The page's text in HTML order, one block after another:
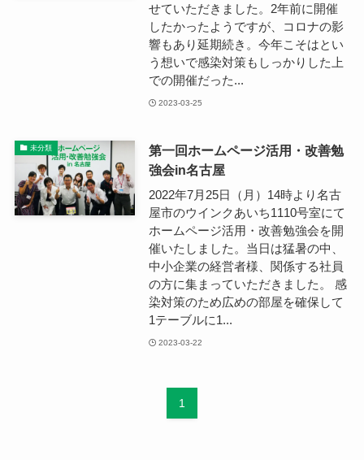
せていただきました。2年前に開催
したかったようですが、コロナの影
響もあり延期続き。今年こそはとい
う想いで感染対策もしっかりした上
での開催だった...
2023-03-25
未分類
第一回ホームページ活用・改善勉
強会in名古屋
2022年7月25日（月）14時より名古
屋市のウインクあいち1110号室にて
ホームページ活用・改善勉強会を開
催いたしました。当日は猛暑の中、
中小企業の経営者様、関係する社員
の方に集まっていただきました。 感
染対策のため広めの部屋を確保して
1テーブルに1...
2023-03-22
1